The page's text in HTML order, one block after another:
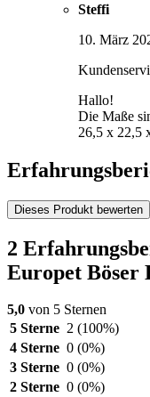
Steffi
10. März
Hallo!
Die Maße
26,5 x 22,5
Dieses Produkt bewerten
2
Europet Böser
5,0 von 5 Sternen
5 Sterne 2 (100%)
4 Sterne 0 (0%)
3 Sterne 0 (0%)
2 Sterne 0 (0%)